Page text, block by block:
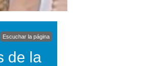
Escuchar la página
de la